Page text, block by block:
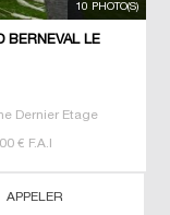
10 PHOTO(S)
BERNEVAL LE
Dernier Etage
€ F.A.I
APPELER